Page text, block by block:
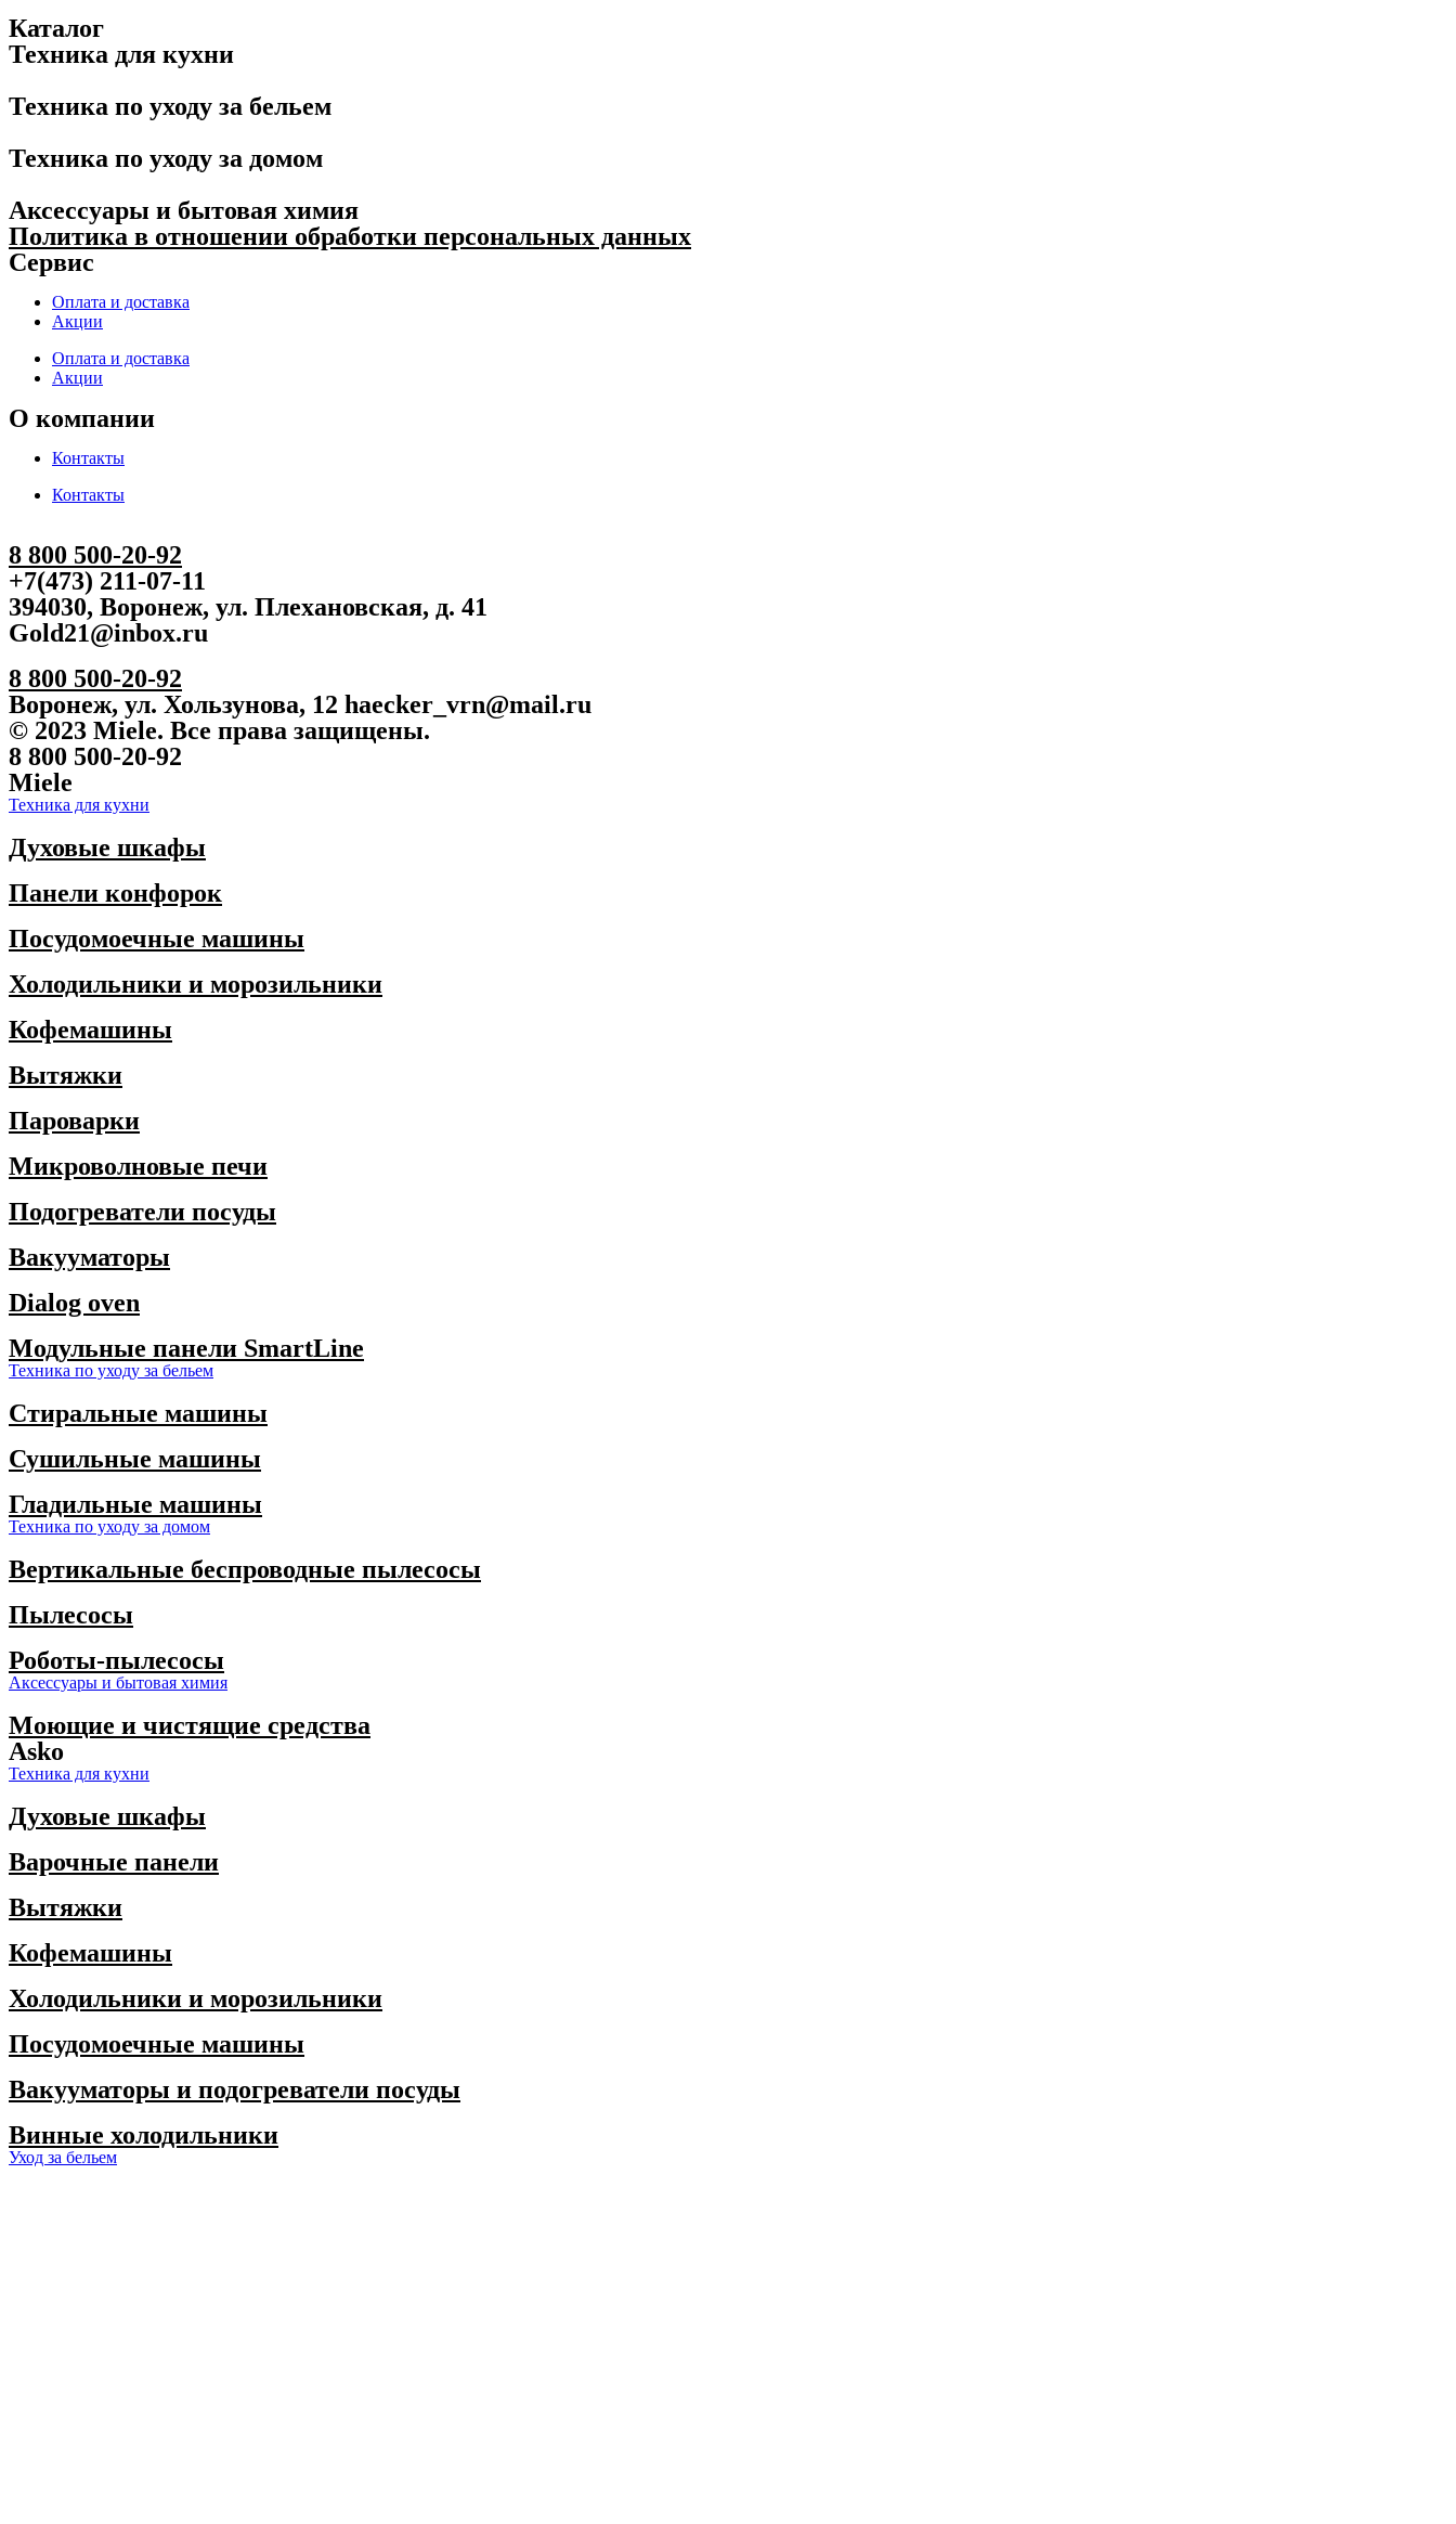
Каталог
Техника для кухни
Техника по уходу за бельем
Техника по уходу за домом
Аксессуары и бытовая химия
Политика в отношении обработки персональных данных
Сервис
Оплата и доставка
Акции
Оплата и доставка
Акции
О компании
Контакты
Контакты
8 800 500-20-92
+7(473) 211-07-11
394030, Воронеж, ул. Плехановская, д. 41
Gold21@inbox.ru
8 800 500-20-92
Воронеж, ул. Хользунова, 12 haecker_vrn@mail.ru
© 2023 Miele. Все права защищены.
8 800 500-20-92
Miele
Техника для кухни
Духовые шкафы
Панели конфорок
Посудомоечные машины
Холодильники и морозильники
Кофемашины
Вытяжки
Пароварки
Микроволновые печи
Подогреватели посуды
Вакууматоры
Dialog oven
Модульные панели SmartLine
Техника по уходу за бельем
Стиральные машины
Сушильные машины
Гладильные машины
Техника по уходу за домом
Вертикальные беспроводные пылесосы
Пылесосы
Роботы-пылесосы
Аксессуары и бытовая химия
Моющие и чистящие средства
Asko
Техника для кухни
Духовые шкафы
Варочные панели
Вытяжки
Кофемашины
Холодильники и морозильники
Посудомоечные машины
Вакууматоры и подогреватели посуды
Винные холодильники
Уход за бельем